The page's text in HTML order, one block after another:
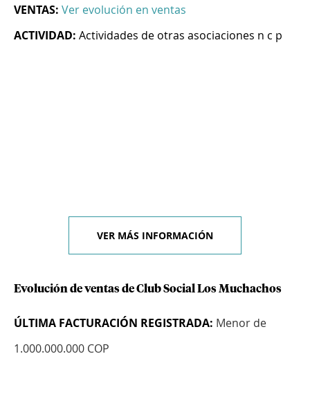
VENTAS: Ver evolución en ventas
ACTIVIDAD: Actividades de otras asociaciones n c p
VER MÁS INFORMACIÓN
Evolución de ventas de Club Social Los Muchachos
ÚLTIMA FACTURACIÓN REGISTRADA: Menor de
1.000.000.000 COP